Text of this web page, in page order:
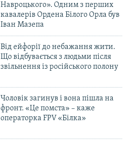
Навроцького». Одним з перших
кавалерів Ордена Білого Орла був
Іван Мазепа
Від ейфорії до небажання жити.
Що відбувається з людьми після
звільнення із російського полону
Чоловік загинув і вона пішла на
фронт. «Це помста» – каже
операторка FPV «Білка»